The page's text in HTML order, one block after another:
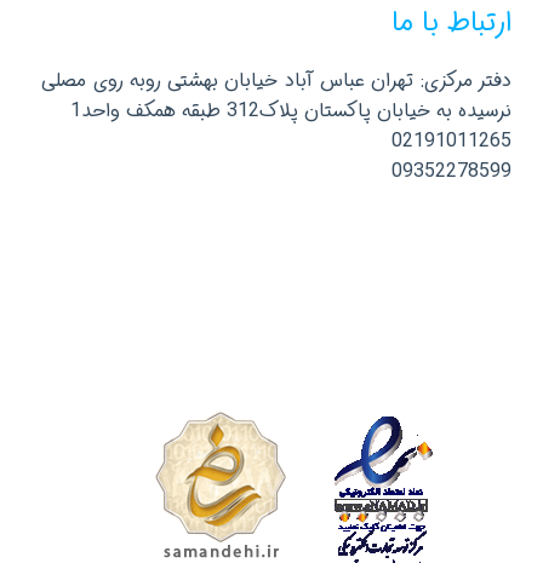
ارتباط با ما
دفتر مرکزی: تهران عباس آباد خیابان بهشتی روبه روی مصلی
نرسیده به خیابان پاکستان پلاک312 طبقه همکف واحد1
02191011265
09352278599